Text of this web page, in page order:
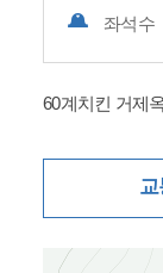
좌석수
60계치킨 거제
교
지도삽입 (가로